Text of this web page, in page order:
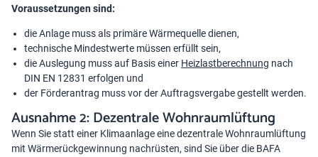
Voraussetzungen sind:
die Anlage muss als primäre Wärmequelle dienen,
technische Mindestwerte müssen erfüllt sein,
die Auslegung muss auf Basis einer Heizlastberechnung nach
DIN EN 12831 erfolgen und
der Förderantrag muss vor der Auftragsvergabe gestellt werden.
Ausnahme 2: Dezentrale Wohnraumlüftung
Wenn Sie statt einer Klimaanlage eine dezentrale Wohnraumlüftung
mit Wärmerückgewinnung nachrüsten, sind Sie über die BAFA